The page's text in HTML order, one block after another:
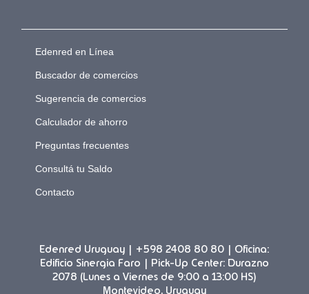
Edenred en Línea
Buscador de comercios
Sugerencia de comercios
Calculador de ahorro
Preguntas frecuentes
Consultá tu Saldo
Contacto
Edenred Uruguay | +598 2408 80 80 | Oficina:
Edificio Sinergia Faro | Pick-Up Center: Durazno
2078 (Lunes a Viernes de 9:00 a 13:00 HS)
Montevideo, Uruguay